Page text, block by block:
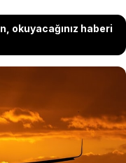
okuyacağınız haberi
hava yolu
ABD merkezli yatırım